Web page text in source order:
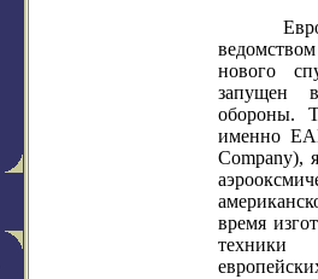
нового
запущен
обороны.
именно
Company),
время
техники